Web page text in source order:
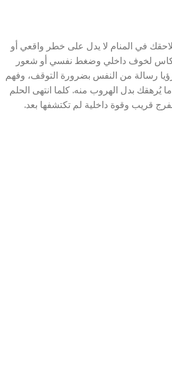
في المنام لا يدل على خطر واقعي أو
لخوف داخلي وضغط نفسي أو شعور
رسالة من النفس بضرورة التوقف، وفهم
يُرهقك بدل الهروب منه. كلما انتهى الحلم
قريب وقوة داخلية لم تكتشفها بعد.